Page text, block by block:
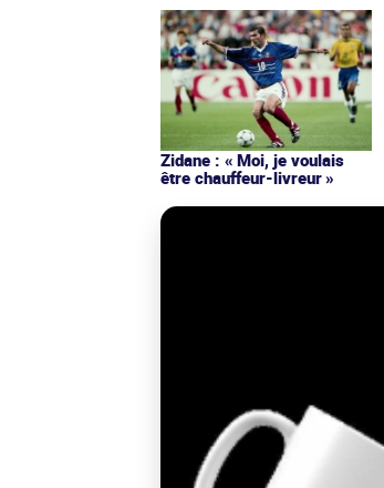
Zidane : « Moi, je voulais
être chauffeur-livreur »